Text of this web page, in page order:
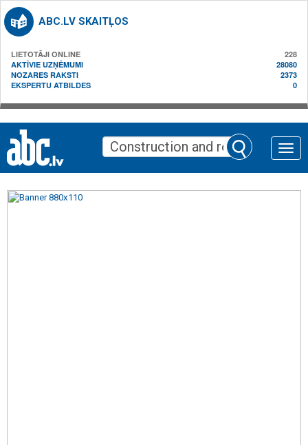
ABC.LV SKAITĻOS
LIETOTĀJI ONLINE
228
AKTĪVIE UZŅĒMUMI
28080
NOZARES RAKSTI
2373
EKSPERTU ATBILDES
0
Toggle